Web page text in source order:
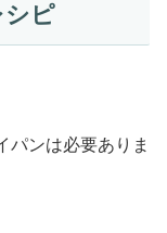
シピ
パンは必要ありま